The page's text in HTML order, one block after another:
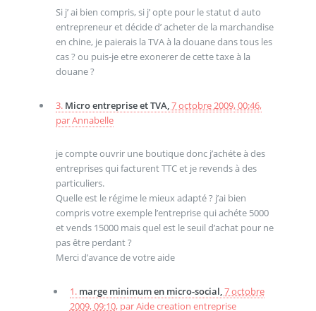
Si j’ ai bien compris, si j’ opte pour le statut d auto
entrepreneur et décide d’ acheter de la marchandise
en chine, je paierais la TVA à la douane dans tous les
cas ? ou puis-je etre exonerer de cette taxe à la
douane ?
3. Micro entreprise et TVA,7 octobre 2009, 00:46,
parAnnabelle
je compte ouvrir une boutique donc j’achéte à des
entreprises qui facturent TTC et je revends à des
particuliers.
Quelle est le régime le mieux adapté ? j’ai bien
compris votre exemple l’entreprise qui achéte 5000
et vends 15000 mais quel est le seuil d’achat pour ne
pas être perdant ?
Merci d’avance de votre aide
1. marge minimum en micro-social,7 octobre
2009, 09:10, parAide creation entreprise